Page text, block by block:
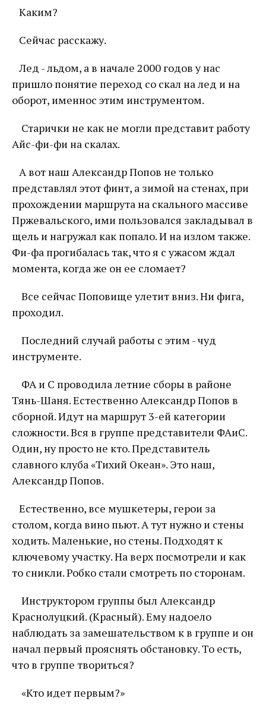
Каким?
Сейчас расскажу.
Лед - льдом, а в начале 2000 годов у нас
пришло понятие переход со скал на лед и на
оборот, именнос этим инструментом.
Старички не как не могли представит работу
Айс-фи-фи на скалах.
А вот наш Александр Попов не только
представлял этот финт, а зимой на стенах, при
прохождении маршрута на скального массиве
Пржевальского, ими пользовался закладывал в
щель и нагружал как попало. И на излом также.
Фи-фа прогибалась так, что я с ужасом ждал
момента, когда же он ее сломает?
Все сейчас Поповище улетит вниз. Ни фига,
проходил.
Последний случай работы с этим - чуд
инструменте.
ФА и С проводила летние сборы в районе
Тянь-Шаня. Естественно Александр Попов в
сборной. Идут на маршрут 3-ей категории
сложности. Вся в группе представители ФАиС.
Один, ну просто не кто. Представитель
славного клуба «Тихий Океан». Это наш,
Александр Попов.
Естественно, все мушкетеры, герои за
столом, когда вино пьют. А тут нужно и стены
ходить. Маленькие, но стены. Подходят к
ключевому участку. На верх посмотрели и как
то сникли. Робко стали смотреть по сторонам.
Инструктором группы был Александр
Краснолуцкий. (Красный). Ему надоело
наблюдать за замешательством к в группе и он
начал первый прояснять обстановку. То есть,
что в группе твориться?
«Кто идет первым?»